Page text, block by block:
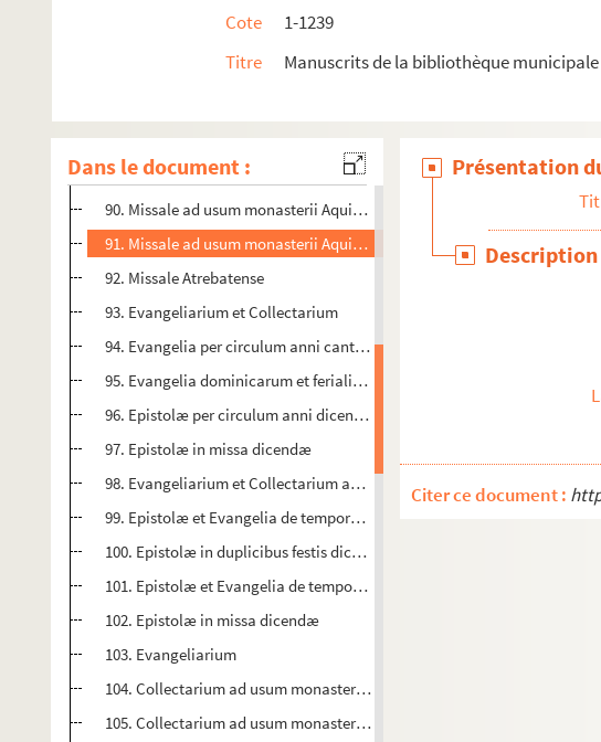
Cote
1-1239
Titre
Manuscrits de la bibliothèque municipale
Dans le document :
86. Missale ad usum monasterii Marchianensis
88. Missale ad usum monasterii Marchianensis
89. Missale Marchianense
90. Missale ad usum monasterii Aquicinctensis cum cantu
91. Missale ad usum monasterii Aquicinctensis
92. Missale Atrebatense
93. Evangeliarium et Collectarium
94. Evangelia per circulum anni cantanda
95. Evangelia dominicarum et ferialium dierum
96. Epistolæ per circulum anni dicendæ
97. Epistolæ in missa dicendæ
98. Evangeliarium et Collectarium ad usum monasterii Marchianensis
99. Epistolæ et Evangelia de tempore et de sanctis
100. Epistolæ in duplicibus festis dicendæ
101. Epistolæ et Evangelia de tempore et sanctis
102. Epistolæ in missa dicendæ
103. Evangeliarium
104. Collectarium ad usum monasterii Marchianensis
105. Collectarium ad usum monasterii Marchianensis
Présentation
Citer ce document :